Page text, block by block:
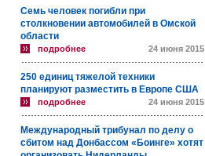
Семь человек погибли при
столкновении автомобилей в Омской
области
подробнее 24 июня 2015
250 единиц тяжелой техники
планируют разместить в Европе США
подробнее 24 июня 2015
Международный трибунал по делу о
сбитом над Донбассом «Боинге» хотят